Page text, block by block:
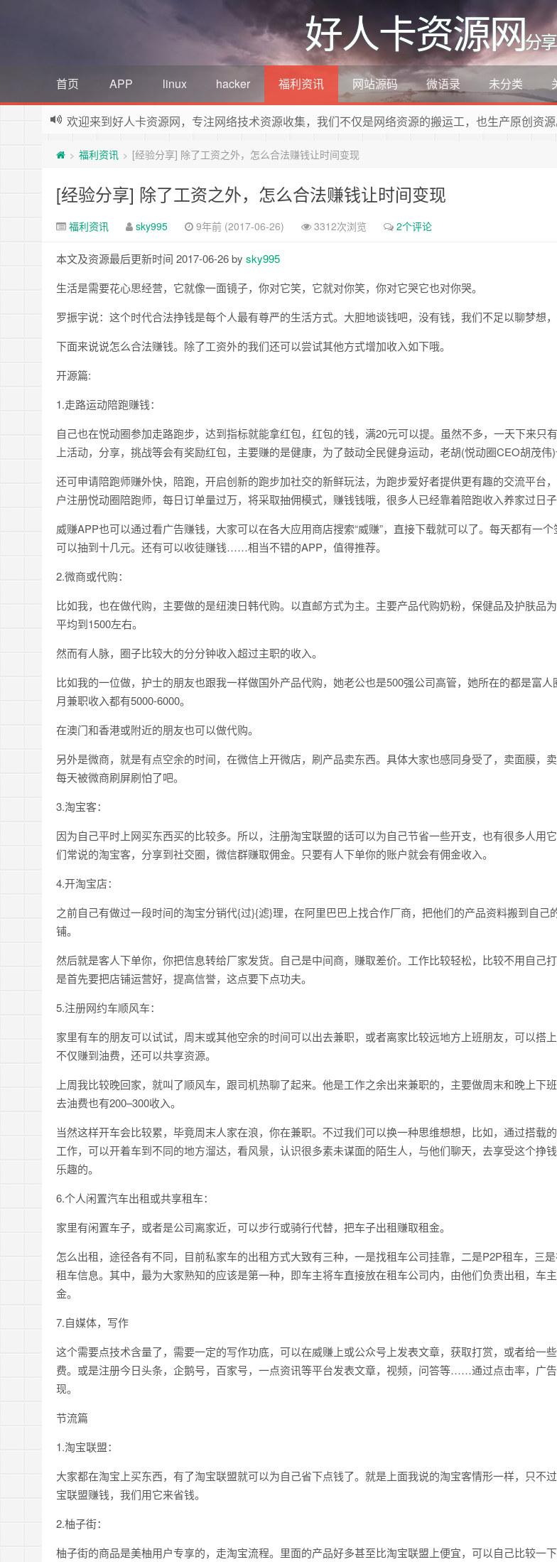
好人卡资源网分
首页 APP linux hacker 福利资讯 网站源码 微语录 未分类
欢迎来到好人卡资源网，专注网络技术资源收集，我们不仅是网络资源的搬运工，也生产原创资
> 福利资讯 > [经验分享] 除了工资之外，怎么合法赚钱让时间变现
[经验分享] 除了工资之外，怎么合法赚钱让时间变现
福利资讯 sky995 9年前 (2017-06-26) 3312次浏览 2个评论
本文及资源最后更新时间 2017-06-26 by sky995
生活是需要花心思经营，它就像一面镜子，你对它笑，它就对你笑，你对它哭它也对你哭。
罗振宇说：这个时代合法挣钱是每个人最有尊严的生活方式。大胆地谈钱吧，没有钱，我们不足以聊梦想，
下面来说说怎么合法赚钱。除了工资外的我们还可以尝试其他方式增加收入如下哦。
开源篇:
1.走路运动陪跑赚钱：
自己也在悦动圈参加走路跑步，达到指标就能拿红包，红包的钱，满20元可以提。虽然不多，一天下来只
上活动，分享，挑战等会有奖励红包，主要赚的是健康，为了鼓动全民健身运动，老胡(悦动圈CEO胡茂伟)
还可申请陪跑师赚外快，陪跑，开启创新的跑步加社交的新鲜玩法，为跑步爱好者提供更有趣的交流平台
户注册悦动圈陪跑师，每日订单量过万，将采取抽佣模式，赚钱钱哦，很多人已经靠着陪跑收入养家过日子
威赚APP也可以通过看广告赚钱，大家可以在各大应用商店搜索“威赚”，直接下载就可以了。每天都有一
可以抽到十几元。还有可以收徒赚钱……相当不错的APP，值得推荐。
2.微商或代购：
比如我，也在做代购，主要做的是纽澳日韩代购。以直邮方式为主。主要产品代购奶粉，保健品及护肤品
平均到1500左右。
然而有人脉，圈子比较大的分分钟收入超过主职的收入。
比如我的一位做，护士的朋友也跟我一样做国外产品代购，她老公也是500强公司高管，她所在的都是富
月兼职收入都有5000-6000。
在澳门和香港或附近的朋友也可以做代购。
另外是微商，就是有点空余的时间，在微信上开微店，刷产品卖东西。具体大家也感同身受了，卖面膜
每天被微商刷屏刷怕了吧。
3.淘宝客：
因为自己平时上网买东西买的比较多。所以，注册淘宝联盟的话可以为自己节省一些开支，也有很多人用
们常说的淘宝客，分享到社交圈，微信群赚取佣金。只要有人下单你的账户就会有佣金收入。
4.开淘宝店：
之前自己有做过一段时间的淘宝分销代{过}{滤}理，在阿里巴巴上找合作厂商，把他们的产品资料搬到自己
铺。
然后就是客人下单你，你把信息转给厂家发货。自己是中间商，赚取差价。工作比较轻松，比较不用自己
是首先要把店铺运营好，提高信誉，这点要下点功夫。
5.注册网约车顺风车：
家里有车的朋友可以试试，周末或其他空余的时间可以出去兼职，或者离家比较远地方上班朋友，可以搭
不仅赚到油费，还可以共享资源。
上周我比较晚回家，就叫了顺风车，跟司机热聊了起来。他是工作之余出来兼职的，主要做周末和晚上下
去油费也有200–300收入。
当然这样开车会比较累，毕竟周末人家在浪，你在兼职。不过我们可以换一种思维想想，比如，通过搭载
工作，可以开着车到不同的地方溜达，看风景，认识很多素未谋面的陌生人，与他们聊天，去享受这个挣
乐趣的。
6.个人闲置汽车出租或共享租车：
家里有闲置车子，或者是公司离家近，可以步行或骑行代替，把车子出租赚取租金。
怎么出租，途径各有不同，目前私家车的出租方式大致有三种，一是找租车公司挂靠，二是P2P租车，三
租车信息。其中，最为大家熟知的应该是第一种，即车主将车直接放在租车公司内，由他们负责出租，车
金。
7.自媒体，写作
这个需要点技术含量了，需要一定的写作功底，可以在威赚上或公众号上发表文章，获取打赏，或者给一
费。或是注册今日头条，企鹅号，百家号，一点资讯等平台发表文章，视频，问答等……通过点击率，广
现。
节流篇
1.淘宝联盟：
大家都在淘宝上买东西，有了淘宝联盟就可以为自己省下点钱了。就是上面我说的淘宝客情形一样，只不
宝联盟赚钱，我们用它来省钱。
2.柚子街：
柚子街的商品是美柚用户专享的，走淘宝流程。里面的产品好多甚至比淘宝联盟上便宜，可以自己比较一